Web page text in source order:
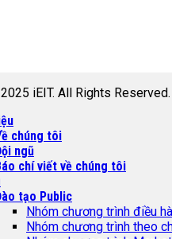
iEIT. All Rights Reserved.
chúng tôi
ngũ
chí viết về chúng tôi
tạo Public
Nhóm chương trình điều
Nhóm chương trình theo